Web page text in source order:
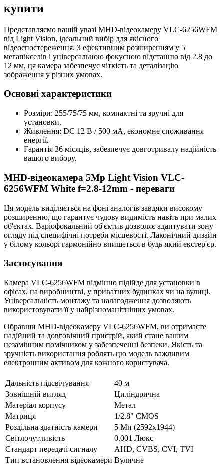
купити
Представляємо вашій увазі MHD-відеокамеру VLC-6256WFM
від Light Vision, ідеальний вибір для якісного
відеоспостереження. З ефективним розширенням у 5
мегапікселів і універсальною фокусною відстанню від 2.8 до
12 мм, ця камера забезпечує чіткість та деталізацію
зображення у різних умовах.
Основні характеристики
Розміри: 255/75/75 мм, компактні та зручні для
установки.
Живлення: DC 12 В / 500 мА, економне споживання
енергії.
Гарантія 36 місяців, забезпечує довготривалу надійність
вашого вибору.
MHD-відеокамера 5Mp Light Vision VLC-
6256WFM White f=2.8-12mm - переваги
Ця модель виділяється на фоні аналогів завдяки високому
розширенню, що гарантує чудову видимість навіть при малих
об'єктах. Варіофокальний об'єктив дозволяє адаптувати зону
огляду під специфічні потреби місцевості. Лаконічний дизайн
у білому кольорі гармонійно впишеться в будь-який екстер'єр.
Застосування
Камера VLC-6256WFM відмінно підійде для установки в
офісах, на виробництві, у приватних будинках чи на вулиці.
Універсальність монтажу та налагодження дозволяють
використовувати її у найрізноманітніших умовах.
Обравши MHD-відеокамеру VLC-6256WFM, ви отримаєте
надійний та довговічний пристрій, який стане вашим
незамінним помічником у забезпеченні безпеки. Якість та
зручність використання роблять цю модель важливим
електронним активом для кожного користувача.
Дальність підсвічування
40 м
Зовнішній вигляд
Циліндрична
Матеріал корпусу
Метал
Матриця
1/2.8" CMOS
Роздільна здатність камери
5 Мп (2592x1944)
Світлочутливість
0.001 Люкс
Стандарт передачі сигналу
AHD, CVBS, CVI, TVI
Тип встановлення відеокамери Вуличне